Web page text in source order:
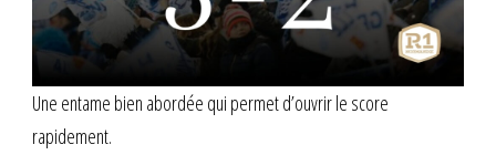
Une entame bien abordée qui permet d’ouvrir le score
rapidement.